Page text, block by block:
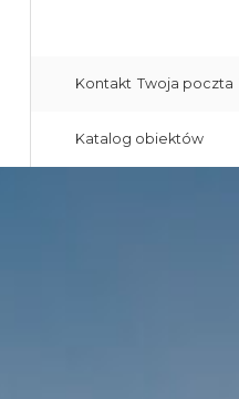
Kontakt Twoja poczta
Katalog obiektów